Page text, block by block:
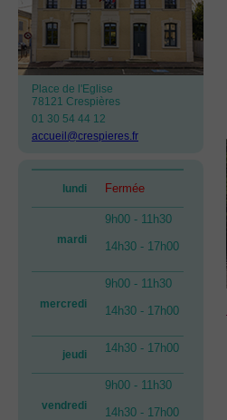
Place de l'Eglise
78121 Crespières
01 30 54 44 12
accueil@crespieres.fr
lundi Fermée
mardi
9h00 - 11h30
14h30 - 17h00
mercredi
9h00 - 11h30
14h30 - 17h00
jeudi 14h30 - 17h00
vendredi
9h00 - 11h30
14h30 - 17h00